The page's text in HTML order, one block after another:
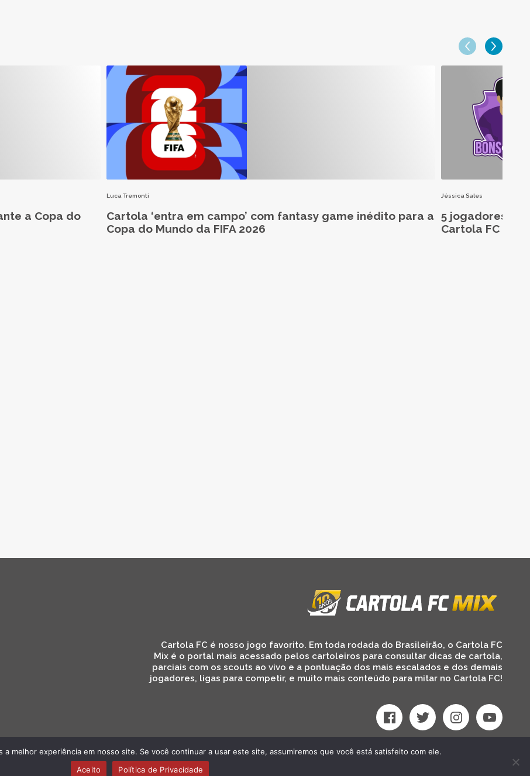
a Copa do
Luca Tremonti
Cartola ‘entra em campo’ com fantasy game inédito para a
Copa do Mundo da FIFA 2026
Jéssica Sales
5 jogadores
Cartola FC 2026
Cartola FC é nosso jogo favorito. Em toda rodada do Brasileirão, o Cartola FC
Mix é o portal mais acessado pelos cartoleiros para consultar dicas de cartola,
parciais com os scouts ao vivo e a pontuação dos mais escalados e dos demais
jogadores, ligas para competir, e muito mais conteúdo para mitar no Cartola FC!
a melhor experiência em nosso site. Se você continuar a usar este site, assumiremos que você está satisfeito com ele.
Aceito
Política de Privacidade